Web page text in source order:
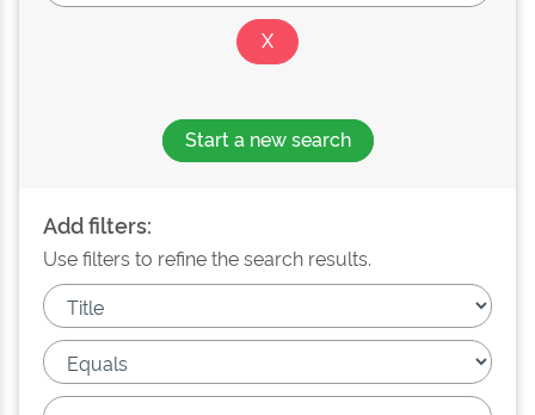
Start a new search
Add filters:
Use filters to refine the search results.